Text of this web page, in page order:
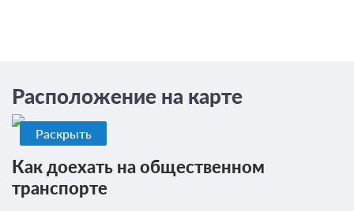
2-мест. станд. с балк. Подробнее
2 гостя
Моментальное подтверждение
В стоимость входит:
Расположение на карте
Раскрыть
Как доехать на общественном
транспорте